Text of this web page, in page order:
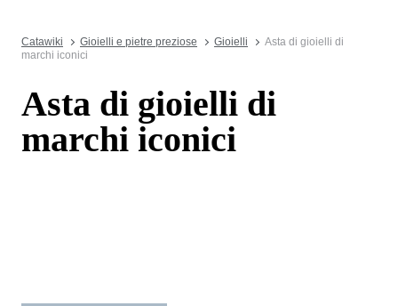
Catawiki Gioielli e pietre preziose Gioielli
Asta di gioielli di
marchi iconici
Asta di gioielli di
marchi iconici